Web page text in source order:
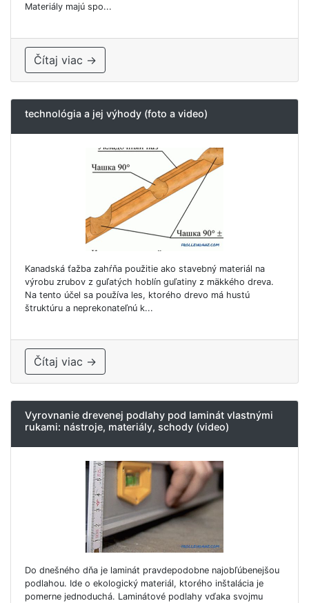
Materiály majú spo...
Čítaj viac →
technológia a jej výhody (foto a video)
Kanadská ťažba zahŕňa použitie ako stavebný materiál na
výrobu zrubov z guľatých hoblín guľatiny z mäkkého dreva.
Na tento účel sa používa les, ktorého drevo má hustú
štruktúru a neprekonateľnú k...
Čítaj viac →
Vyrovnanie drevenej podlahy pod laminát vlastnými
rukami: nástroje, materiály, schody (video)
Do dnešného dňa je laminát pravdepodobne najobľúbenejšou
podlahou. Ide o ekologický materiál, ktorého inštalácia je
pomerne jednoduchá. Laminátové podlahy vďaka svojmu